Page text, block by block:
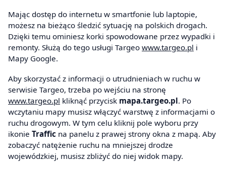
Mając dostęp do internetu w smartfonie lub laptopie,
możesz na bieżąco śledzić sytuację na polskich drogach.
Dzięki temu ominiesz korki spowodowane przez wypadki i
remonty. Służą do tego usługi Targeo www.targeo.pl i
Mapy Google.
Aby skorzystać z informacji o utrudnieniach w ruchu w
serwisie Targeo, trzeba po wejściu na stronę
www.targeo.pl kliknąć przycisk mapa.targeo.pl. Po
wczytaniu mapy musisz włączyć warstwę z informacjami o
ruchu drogowym. W tym celu kliknij pole wyboru przy
ikonie Traffic na panelu z prawej strony okna z mapą. Aby
zobaczyć natężenie ruchu na mniejszej drodze
wojewódzkiej, musisz zbliżyć do niej widok mapy.